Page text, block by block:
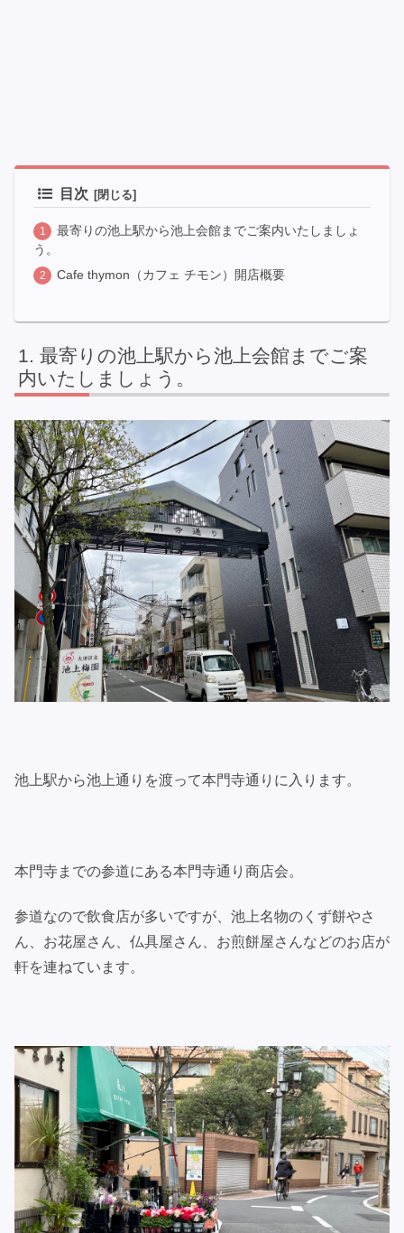
目次
最寄りの池上駅から池上会館までご案内いたしましょ
う。
Cafe thymon（カフェ チモン）開店概要
最寄りの池上駅から池上会館までご案
内いたしましょう。
池上駅から池上通りを渡って本門寺通りに入ります。
本門寺までの参道にある本門寺通り商店会。
参道なので飲食店が多いですが、池上名物のくず餅やさ
ん、お花屋さん、仏具屋さん、お煎餅屋さんなどのお店が
軒を連ねています。